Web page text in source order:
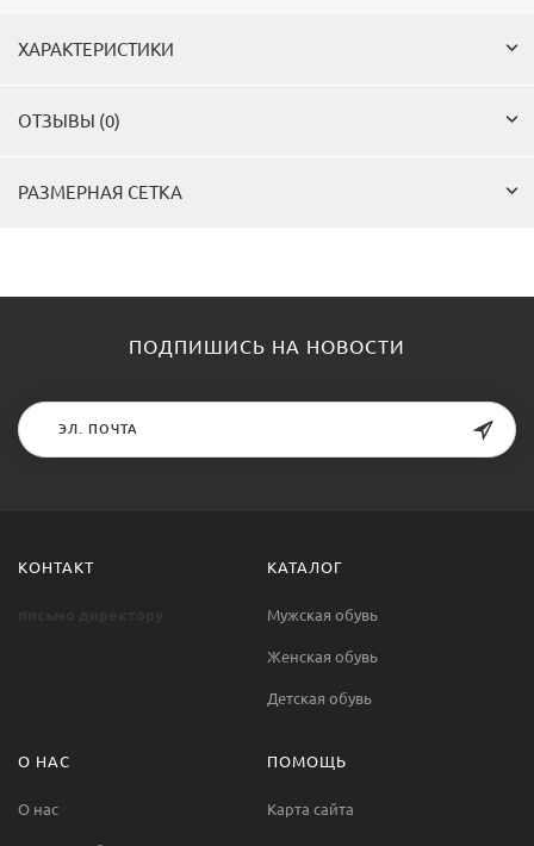
ХАРАКТЕРИСТИКИ
ОТЗЫВЫ (0)
РАЗМЕРНАЯ СЕТКА
ПОДПИШИСЬ НА НОВОСТИ
КОНТАКТ КАТАЛОГ
Мужская обувь
Женская обувь
Детская обувь
О НАС
О нас
ПОМОЩЬ
Карта сайта